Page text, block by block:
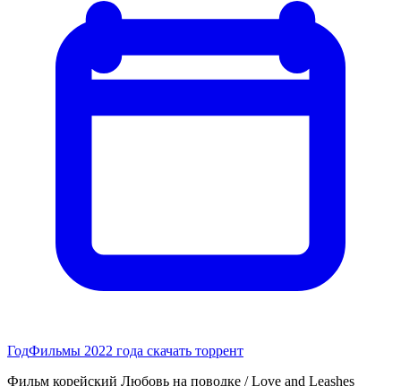
ГодФильмы 2022 года скачать торрент
Фильм корейский Любовь на поводке / Love and Leashes